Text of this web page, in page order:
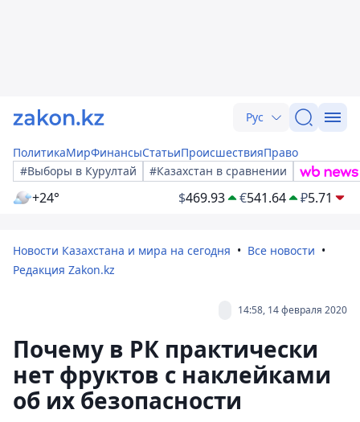
Рус
ПолитикаМирФинансыСтатьиПроисшествияПраво
#Выборы в Курултай
#Казахстан в сравнении
+24° $469.93 €541.64 ₽5.71
Новости Казахстана и мира на сегодня
Все новости
Редакция Zakon.kz
14:58, 14 февраля 2020
Почему в РК практически
нет фруктов с наклейками
об их безопасности